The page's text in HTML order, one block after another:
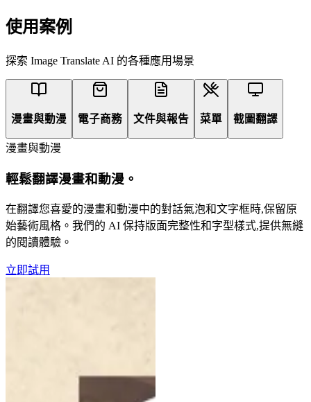
使用案例
探索 Image Translate AI 的各種應用場景
漫畫與動漫 電子商務 文件與報告 菜單 截圖翻譯
漫畫與動漫
輕鬆翻譯漫畫和動漫。
在翻譯您喜愛的漫畫和動漫中的對話氣泡和文字框時,保留原
始藝術風格。我們的 AI 保持版面完整性和字型樣式,提供無縫
的閱讀體驗。
立即試用